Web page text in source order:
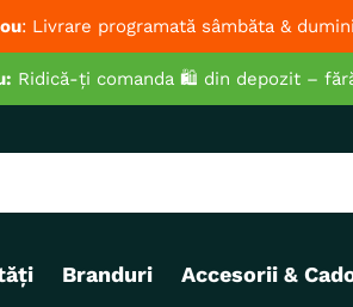
: Livrare programată sâmbăta &
Ridică-ți comanda 🛍️ din depozit –
Branduri Accesorii &